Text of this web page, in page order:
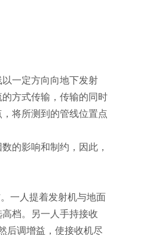
一定方向向地下发射
方式传输，传输的同时
将所测到的管线位置点
的影响和制约，因此，
一人提着发射机与地面
档。另一人手持接收
后调增益，使接收机尽